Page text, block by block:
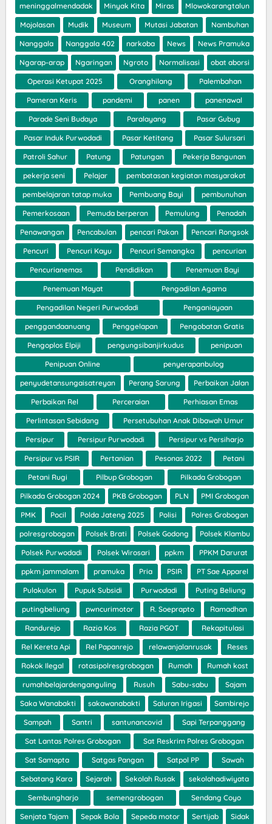
meninggalmendadak Minyak Kita Miras Mlowokarangtalun
Mojolasan Mudik Museum Mutasi Jabatan Nambuhan
Nanggala Nanggala 402 narkoba News News Pramuka
Ngarap-arap Ngaringan Ngroto Normalisasi obat aborsi
Operasi Ketupat 2025 Oranghilang Palembahan
Pameran Keris pandemi panen panenawal
Parade Seni Budaya Paralayang Pasar Gubug
Pasar Induk Purwodadi Pasar Ketitang Pasar Sulursari
Patroli Sahur Patung Patungan Pekerja Bangunan
pekerja seni Pelajar pembatasan kegiatan masyarakat
pembelajaran tatap muka Pembuang Bayi pembunuhan
Pemerkosaan Pemuda berperan Pemulung Penadah
Penawangan Pencabulan pencari Pakan Pencari Rongsok
Pencuri Pencuri Kayu Pencuri Semangka pencurian
Pencurianemas Pendidikan Penemuan Bayi
Penemuan Mayat Pengadilan Agama
Pengadilan Negeri Purwodadi Penganiayaan
penggandaanuang Penggelapan Pengobatan Gratis
Pengoplos Elpiji pengungsibanjirkudus penipuan
Penipuan Online penyerapanbulog
penyudetansungaisatreyan Perang Sarung Perbaikan Jalan
Perbaikan Rel Perceraian Perhiasan Emas
Perlintasan Sebidang Persetubuhan Anak Dibawah Umur
Persipur Persipur Purwodadi Persipur vs Persiharjo
Persipur vs PSIR Pertanian Pesonas 2022 Petani
Petani Rugi Pilbup Grobogan Pilkada Grobogan
Pilkada Grobogan 2024 PKB Grobogan PLN PMI Grobogan
PMK Pocil Polda Jateng 2025 Polisi Polres Grobogan
polresgrobogan Polsek Brati Polsek Godong Polsek Klambu
Polsek Purwodadi Polsek Wirosari ppkm PPKM Darurat
ppkm jammalam pramuka Pria PSIR PT Sae Apparel
Pulokulon Pupuk Subsidi Purwodadi Puting Beliung
putingbeliung pwncurimotor R. Soeprapto Ramadhan
Randurejo Razia Kos Razia PGOT Rekapitulasi
Rel Kereta Api Rel Papanrejo relawanjalanrusak Reses
Rokok Ilegal rotasipolresgrobogan Rumah Rumah kost
rumahbelajardenganguling Rusuh Sabu-sabu Sajam
Saka Wanabakti sakawanabakti Saluran Irigasi Sambirejo
Sampah Santri santunancovid Sapi Terpanggang
Sat Lantas Polres Grobogan Sat Reskrim Polres Grobogan
Sat Samapta Satgas Pangan Satpol PP Sawah
Sebatang Kara Sejarah Sekolah Rusak sekolahadiwiyata
Sembungharjo semengrobogan Sendang Coyo
Senjata Tajam Sepak Bola Sepeda motor Sertijab Sidak